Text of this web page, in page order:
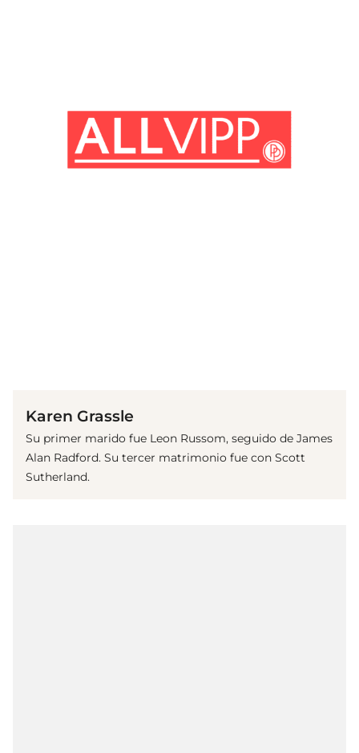
Karen Grassle
Su primer marido fue Leon Russom, seguido de James
Alan Radford. Su tercer matrimonio fue con Scott
Sutherland.